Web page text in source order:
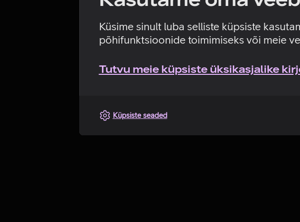
Küsime sinult luba selliste küpsiste
põhifunktsioonide toimimiseks või meie
Tutvu meie küpsiste üksikasjalike
Küpsiste seaded